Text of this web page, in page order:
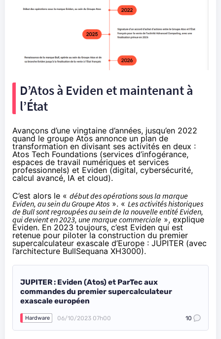
D’Atos à Eviden et maintenant à
l’État
Avançons d’une vingtaine d’années, jusqu’en 2022
quand le groupe Atos annonce un plan de
transformation en divisant ses activités en deux :
Atos Tech Foundations (services d’infogérance,
espaces de travail numériques et services
professionnels) et Eviden (digital, cybersécurité,
calcul avancé, IA et cloud).
C’est alors le « début des opérations sous la marque
Eviden, au sein du Groupe Atos ». « Les activités historiques
de Bull sont regroupées au sein de la nouvelle entité Eviden,
qui devient en 2023, une marque commerciale », explique
Eviden. En 2023 toujours, c’est Eviden qui est
retenue pour piloter la construction du premier
supercalculateur exascale d’Europe : JUPITER (avec
l’architecture BullSequana XH3000).
JUPITER : Eviden (Atos) et ParTec aux
commandes du premier supercalculateur
exascale européen
Hardware 06/10/2023 07h00 10